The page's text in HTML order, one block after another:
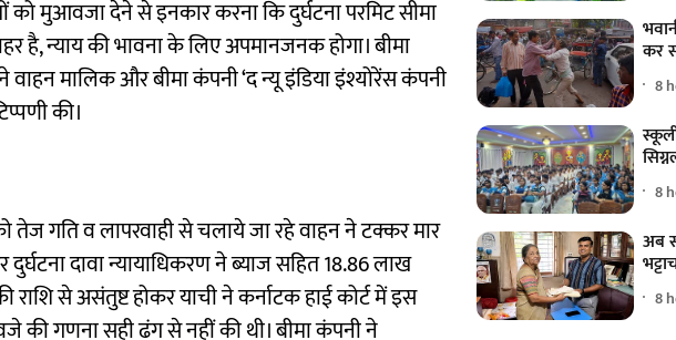
मुआवजा देने से इनकार करना कि दुर्घटना परमिट सीमा
है, न्याय की भावना के लिए अपमानजनक होगा। बीमा
मालिक और बीमा कंपनी ‘द न्यू इंडिया इंश्योरेंस कंपनी
की।
गति व लापरवाही से चलाये जा रहे वाहन ने टक्कर मार
दावा न्यायाधिकरण ने ब्याज सहित 18.86 लाख
से असंतुष्ट होकर याची ने कर्नाटक हाई कोर्ट में इस
की गणना सही ढंग से नहीं की थी। बीमा कंपनी ने
कर
8
8
अब
8